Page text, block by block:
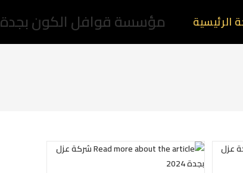
مؤسسة قوافل الكون بجدة الرئيسية